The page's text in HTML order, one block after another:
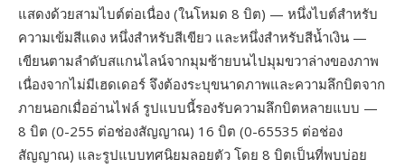
แสดงด้วยสามไบต์ต่อเนื่อง (ในโหมด 8 บิต) — หนึ่งไบต์สำหรับ
ความเข้มสีแดง หนึ่งสำหรับสีเขียว และหนึ่งสำหรับสีน้ำเงิน —
เขียนตามลำดับสแกนไลน์จากมุมซ้ายบนไปมุมขวาล่างของภาพ
เนื่องจากไม่มีเฮดเดอร์ จึงต้องระบุขนาดภาพและความลึกบิตจาก
ภายนอกเมื่ออ่านไฟล์ รูปแบบนี้รองรับความลึกบิตหลายแบบ —
8 บิต (0-255 ต่อช่องสัญญาณ) 16 บิต (0-65535 ต่อช่อง
สัญญาณ) และรูปแบบทศนิยมลอยตัว โดย 8 บิตเป็นที่พบบ่อย